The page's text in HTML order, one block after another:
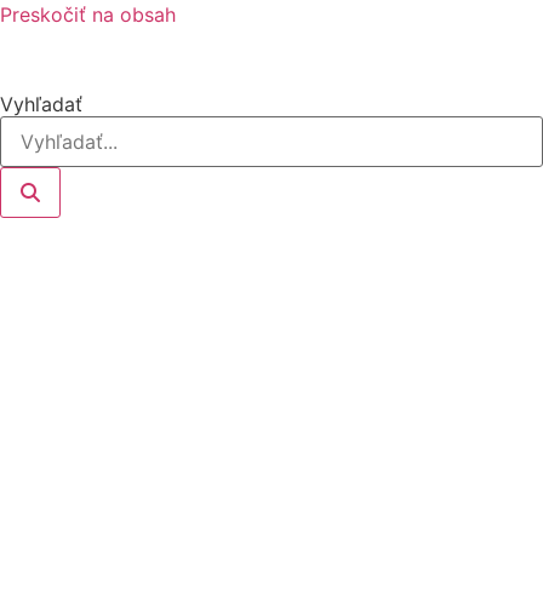
Preskočiť na obsah
Vyhľadať